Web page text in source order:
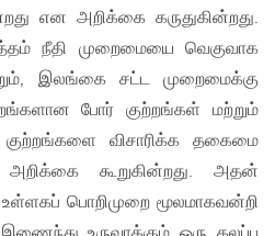
என அறிக்கை கருதுகின்றது.
நீதி முறைமையை வெகுவாக
இலங்கை சட்ட முறைமைக்கு
போர் குற்றங்கள் மற்றும்
குற்றங்களை விசாரிக்க தகைமை
கூறுகின்றது. அதன்
பொறிமுறை மூலமாகவன்றி